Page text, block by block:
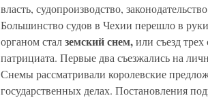
власть, судопроизводство,
Большинство судов в Чехии перешло в
органом сталземский снем,или съезд
патрициата. Первые два съезжались на
Снемы рассматривали королевские
государственных делах. Постановления